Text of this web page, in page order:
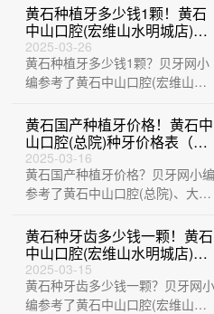
捷康口···
黄石种植牙多少钱1颗！黄石
中山口腔(宏维山水明城店)种
植牙收费表公布，瑞士iti：
6656元起/颗！
2025-03-26
黄石种植牙多少钱1颗？贝牙网小
编参考了黄石中山口腔(宏维山水
府店)、···
黄石国产种植牙价格！黄石中
山口腔(总院)种牙价格表（今
日更新/实时），瑞典诺贝尔
种植牙：5404元起/颗！
2025-03-16
黄石国产种植牙价格？贝牙网小编
参考了黄石中山口腔(总院)、大冶
腔(阳···
黄石种牙齿多少钱一颗！黄石
中山口腔(宏维山水明城店)种
植牙价格表抢先看，瑞士Sic
种植牙：6600元起/颗！
2025-03-15
黄石种牙齿多少钱一颗？贝牙网小
编参考了黄石中山口腔(宏维山水